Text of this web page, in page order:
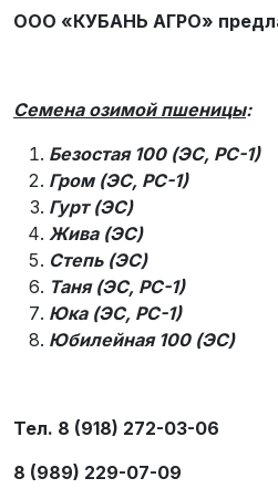
ООО «КУБАНЬ АГРО»
Семена озимой пшеницы:
Безостая 100 (ЭС, РС-1)
Гром (ЭС, РС-1)
Гурт (ЭС)
Жива (ЭС)
Степь (ЭС)
Таня (ЭС, РС-1)
Юка (ЭС, РС-1)
Юбилейная 100 (ЭС)
Тел. 8 (918) 272-03-06
8 (989) 229-07-09